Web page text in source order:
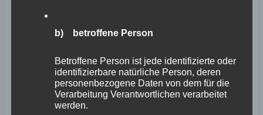
aktuelle Lage in der Flüchtlingssituation im Griff haben
– das hatte die PoliTrend-Umfrage des SWR-
Politikmagazins „Zur Sache Rheinland-Pfalz“ im
November ergeben. Die FREIE WÄHLER-
Landtagsfraktion machten dies seinerzeit zum
Gegenstand ihrer Aktuellen Debatte.
b) betroffene Person
Betroffene Person ist jede identifizierte oder
identifizierbare natürliche Person, deren
personenbezogene Daten von dem für die
Verarbeitung Verantwortlichen verarbeitet
werden.